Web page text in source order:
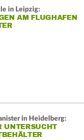
in Leipzig:
AM FLUGHAFEN
in Heidelberg:
UNTERSUCHT